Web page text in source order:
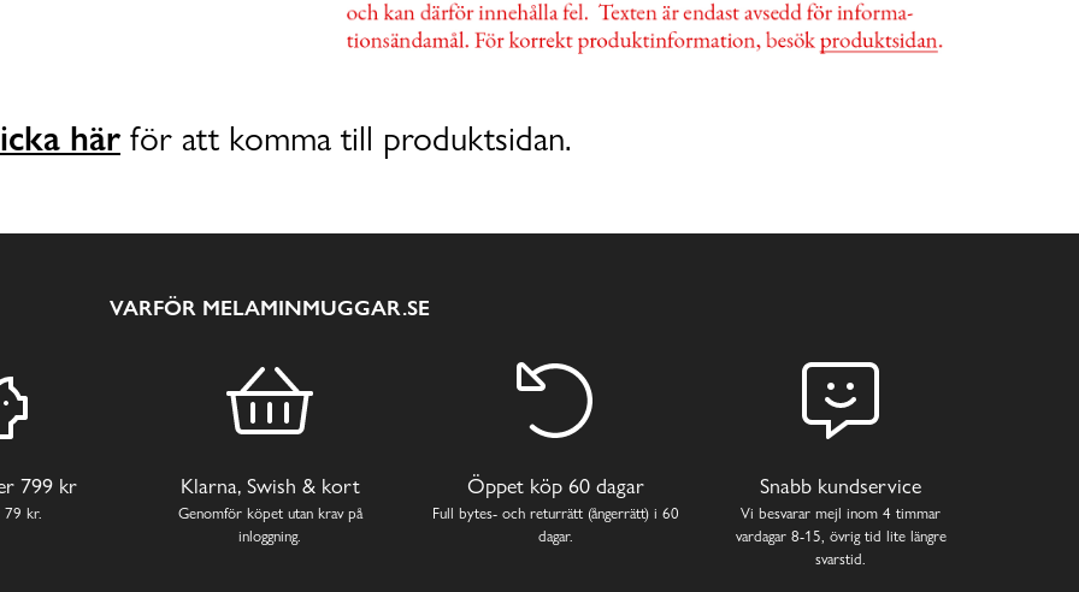
här för att komma till produktsidan.
VARFÖR MELAMINMUGGAR.SE
799 kr
79 kr.
Klarna, Swish & kort
Genomför köpet utan krav på
inloggning.
Öppet köp 60 dagar
Full bytes- och returrätt (ångerrätt) i 60
dagar.
Snabb kundservice
Vi besvarar mejl inom 4 timmar
vardagar 8-15, övrig tid lite längre
svarstid.